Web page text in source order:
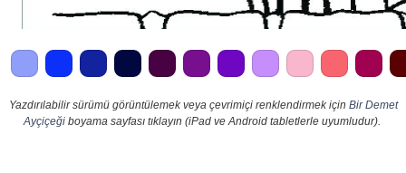
Yazdırılabilir sürümü görüntülemek veya çevrimiçi renklendirmek için Bir Demet
Ayçiçeğiboyama sayfası tıklayın (iPad ve Android tabletlerle uyumludur).